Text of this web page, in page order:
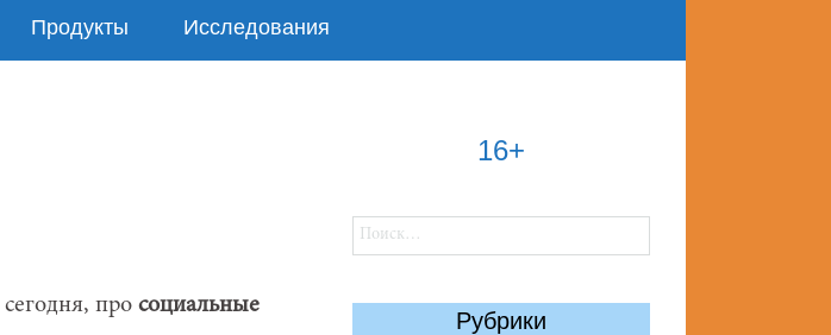
Продукты Исследования
сегодня, про социальные
16+
Найти:
Рубрики